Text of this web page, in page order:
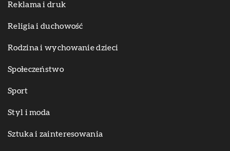
Reklama i druk
Religia i duchowość
Rodzina i wychowanie dzieci
Społeczeństwo
Sport
Styl i moda
Sztuka i zainteresowania